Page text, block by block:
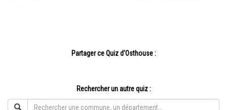
Partager ce Quiz d'Osthouse :
Rechercher un autre quiz :